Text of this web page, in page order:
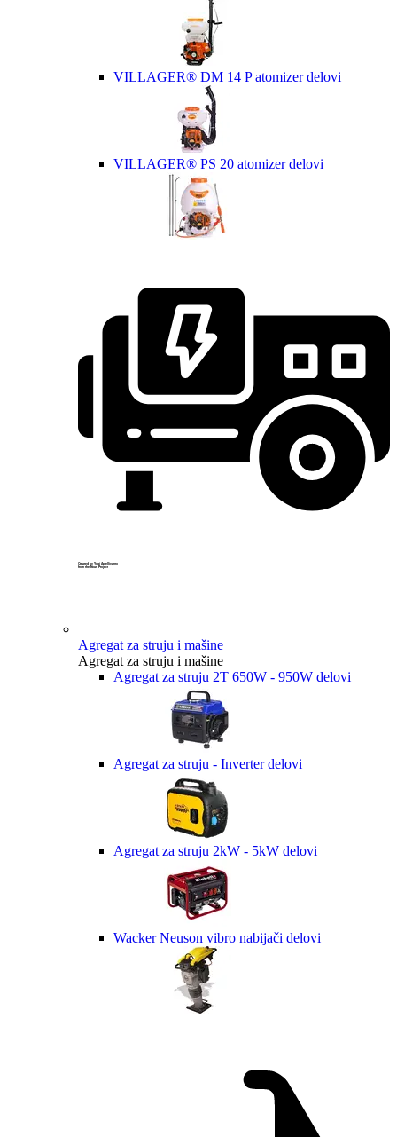
VILLAGER® DM 14 P atomizer delovi
VILLAGER® PS 20 atomizer delovi
Created by Yogi Aprelliyanto
from the Noun Project
Agregat za struju i mašine
Agregat za struju i mašine
Agregat za struju 2T 650W - 950W delovi
Agregat za struju - Inverter delovi
Agregat za struju 2kW - 5kW delovi
Wacker Neuson vibro nabijači delovi